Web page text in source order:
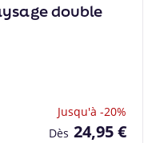
double
Jusqu'à -20%
Dès 24,95 €